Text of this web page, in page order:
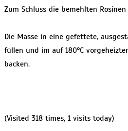
Zum Schluss die bemehlten
Die Masse in eine gefettete,
füllen und im auf 180°C
backen.
(Visited 318 times, 1 visits today)